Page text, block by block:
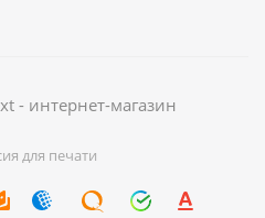
- интернет-магазин
для печати